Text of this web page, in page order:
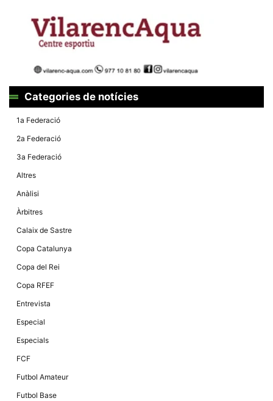
Categories de notícies
1a Federació
2a Federació
3a Federació
Altres
Anàlisi
Àrbitres
Calaix de Sastre
Copa Catalunya
Copa del Rei
Copa RFEF
Entrevista
Especial
Especials
FCF
Futbol Amateur
Futbol Base
Alguns
components
tècnics del
dades en el seu
dispositiu que
permeten que el